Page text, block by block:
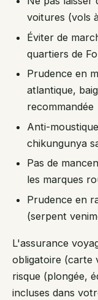
voitures (vols
Éviter de
quartiers de
Prudence en
atlantique,
recommandée
Anti-
chikungunya
Pas de
les marques
Prudence en
(serpent
L'assurance
obligatoire (carte
risque (plongée,
incluses dans